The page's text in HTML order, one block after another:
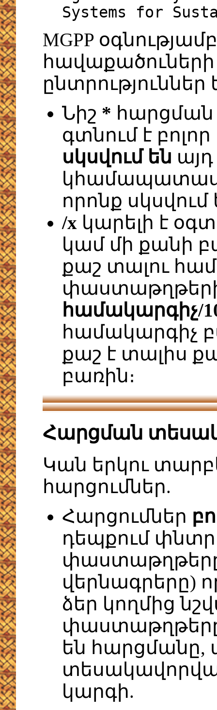
Systems for
MGPP
Նիշ * հարցման
գտնում է
սկսվում են
որոնք սկսվում
/x կարելի է
կամ մի քանի
քաշ տալու
համակարգիչ/
համակարգիչ
քաշ է տալիս
բառին։
Հարցման
Կան երկու
հարցումներ.
Հարցումներ
դեպքում
վերնագրերը)
ձեր կողմից
են հարցմանը,
կարգի.